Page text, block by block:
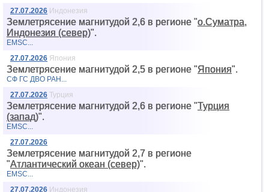
27.07.2026 Индонезия
Землетрясение магнитудой 2,6 в регионе "о.Суматра,
Индонезия (север)".
EMSC...
27.07.2026 Япония
Землетрясение магнитудой 2,5 в регионе "Япония".
СФ ГС ДВО РАН...
27.07.2026 Турция
Землетрясение магнитудой 2,6 в регионе "Турция
(запад)".
EMSC...
27.07.2026
Землетрясение магнитудой 2,7 в регионе
"Атлантический океан (север)".
EMSC...
27.07.2026 Индонезия